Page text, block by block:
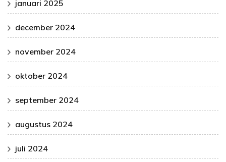
januari 2025
december 2024
november 2024
oktober 2024
september 2024
augustus 2024
juli 2024